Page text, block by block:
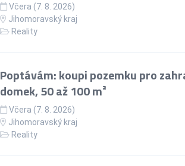
Včera (7. 8. 2026)
Jihomoravský kraj
Reality
Poptávám: koupi pozemku pro
domek, 50 až 100 m²
Včera (7. 8. 2026)
Jihomoravský kraj
Reality